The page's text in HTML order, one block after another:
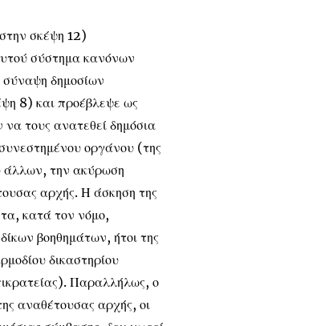
σκέψη 12)
σύστημα κανόνων
δημοσίων
8) και προέβλεψε ως
να τους ανατεθεί δημόσια
οργάνου (της
άλλων, την ακύρωση
αρχής. Η άσκηση της
κατά τον νόμο,
βοηθημάτων, ήτοι της
δικαστηρίου
Παραλλήλως, ο
αναθέτουσας αρχής, οι